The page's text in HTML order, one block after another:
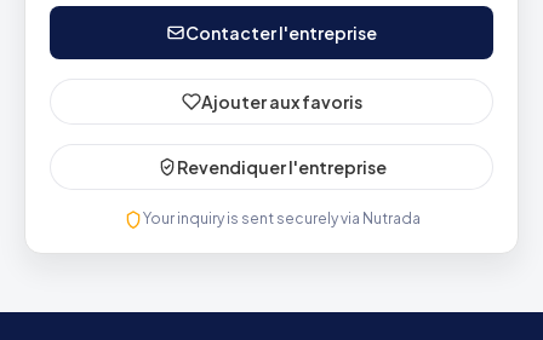
Contacter l'entreprise
Ajouter aux favoris
Revendiquer l'entreprise
Your inquiry is sent securely via Nutrada